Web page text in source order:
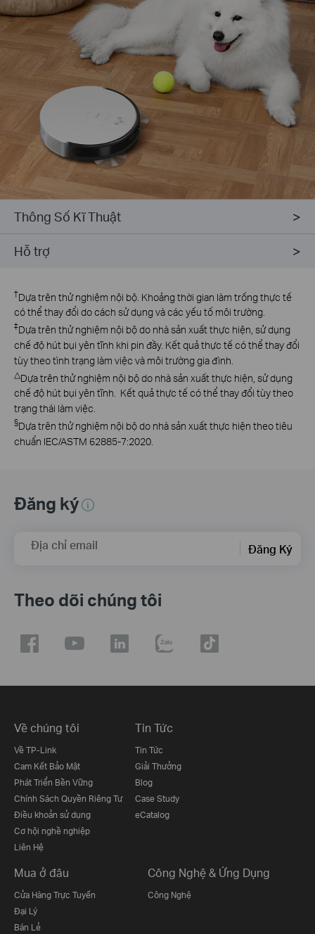
Thông Số Kĩ Thuật
Hỗ trợ
†Dựa trên thử nghiệm nội bộ. Khoảng thời gian làm trống thực tế
có thể thay đổi do cách sử dụng và các yếu tố môi trường.
‡Dựa trên thử nghiệm nội bộ do nhà sản xuất thực hiện, sử dụng
chế độ hút bụi yên tĩnh khi pin đầy. Kết quả thực tế có thể thay đổi
tùy theo tình trạng làm việc và môi trường gia đình.
△Dựa trên thử nghiệm nội bộ do nhà sản xuất thực hiện, sử dụng
chế độ hút bụi yên tĩnh. Kết quả thực tế có thể thay đổi tùy theo
trạng thái làm việc.
§Dựa trên thử nghiệm nội bộ do nhà sản xuất thực hiện theo tiêu
chuẩn IEC/ASTM 62885-7:2020.
Đăng ký
Địa chỉ email Đăng Ký
Theo dõi chúng tôi
Về chúng tôi
Về TP-Link
Cam Kết Bảo Mật
Phát Triển Bền Vững
Chính Sách Quyền Riêng Tư
Điều khoản sử dụng
Cơ hội nghề nghiệp
Liên Hệ
Tin Tức
Tin Tức
Giải Thưởng
Blog
Case Study
eCatalog
Mua ở đâu
Cửa Hàng Trực Tuyến
Đại Lý
Bán Lẻ
Công Nghệ & Ứng Dụng
Công Nghệ